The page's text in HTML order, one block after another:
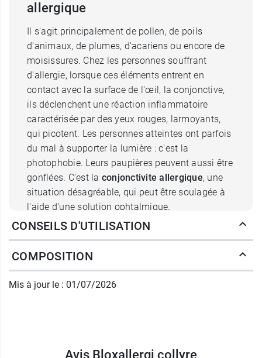
allergique
Il s'agit principalement de pollen, de poils
d'animaux, de plumes, d'acariens ou encore de
moisissures. Chez les personnes souffrant
d'allergie, lorsque ces éléments entrent en
contact avec la surface de l'œil, la conjonctive,
ils déclenchent une réaction inflammatoire
caractérisée par des yeux rouges, larmoyants,
qui picotent. Les personnes atteintes ont parfois
du mal à supporter la lumière : c'est la
photophobie. Leurs paupières peuvent aussi être
gonflées. C'est la conjonctivite allergique, une
situation désagréable, qui peut être soulagée à
l'aide d'une solution ophtalmique.
Collyre Bloxallergi : apaise les
yeux irrités durablement
Bloxallergi est conçu dans ce but. Elle contient
dans le corps et d'une grande viscosité. Elle
CONSEILS D'UTILISATION
COMPOSITION
Mis à jour le : 01/07/2026
Avis Bloxallergi collyre